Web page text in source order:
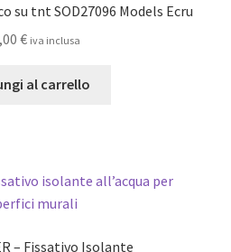
su tnt SOD27096 Models Ecru
€ iva inclusa
al carrello
– Fissativo Isolante